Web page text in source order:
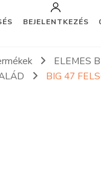
BEJELENTKEZÉS
ELEMES
BIG 47